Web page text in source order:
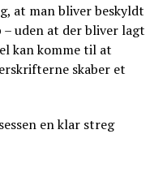
at man bliver beskyldt
uden at der bliver lagt
kan komme til at
skaber et
en klar streg